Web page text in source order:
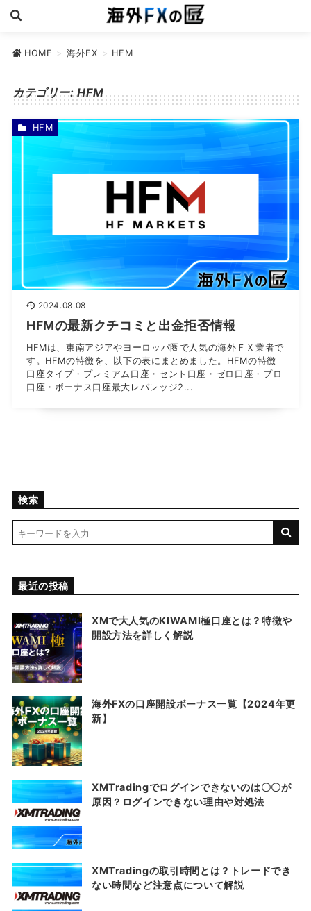
HOME > 海外FX > HFM
カテゴリー:HFM
2024.08.08
HFMの最新クチコミと出金拒否情報
HFMは、東南アジアやヨーロッパ圏で人気の海外ＦＸ業者で
す。HFMの特徴を、以下の表にまとめました。HFMの特徴
口座タイプ・プレミアム口座・セント口座・ゼロ口座・プロ
口座・ボーナス口座最大レバレッジ2...
HFM
検索
最近の投稿
XMで大人気のKIWAMI極口座とは？特徴や
開設方法を詳しく解説
海外FXの口座開設ボーナス一覧【2024年更
新】
XMTradingでログインできないのは〇〇が
原因？ログインできない理由や対処法
XMTradingの取引時間とは？トレードでき
ない時間など注意点について解説